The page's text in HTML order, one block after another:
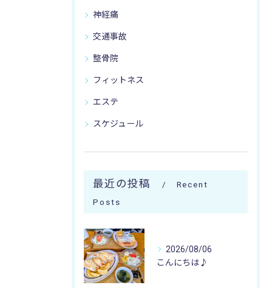
神経痛
交通事故
整骨院
フィットネス
エステ
スケジュール
最近の投稿
Recent
Posts
2026/08/06
こんにちは♪